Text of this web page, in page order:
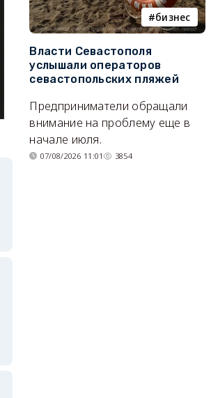
бизнес
Власти Севастополя
услышали операторов
севастопольских пляжей
Предприниматели обращали
внимание на проблему еще в
начале июля.
07/08/2026 11:01 3854